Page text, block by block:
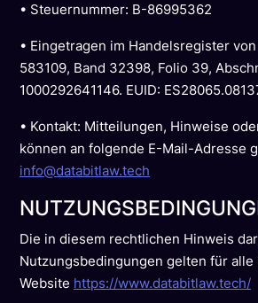
• Steuernummer: B-86995362
• Eingetragen im Handelsregister
583109, Band 32398, Folio 39,
1000292641146. EUID:
• Kontakt: Mitteilungen, Hinweise
können an folgende E-Mail-Adresse
info@databitlaw.tech
Die in diesem rechtlichen Hinweis
Nutzungsbedingungen gelten für
Website https://www.databitlaw.tech/